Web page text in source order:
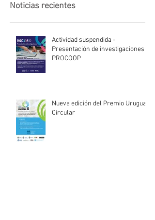
Noticias recientes
Actividad suspendida -
Presentación de investigaciones -
PROCOOP
Nueva edición del Premio Uruguay
Circular